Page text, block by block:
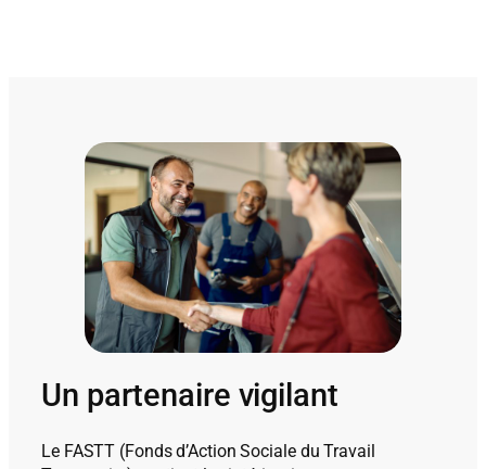
Un partenaire vigilant
Le FASTT (Fonds d’Action Sociale du Travail